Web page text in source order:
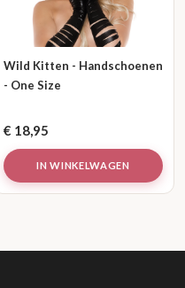
Wild Kitten - Handschoenen
- One Size
€ 18,95
IN WINKELWAGEN